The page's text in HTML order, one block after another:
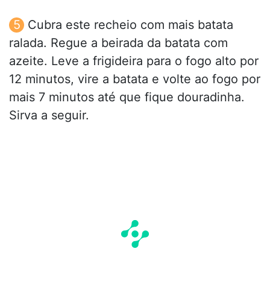
Cubra este recheio com mais batata
ralada. Regue a beirada da batata com
azeite. Leve a frigideira para o fogo alto por
12 minutos, vire a batata e volte ao fogo por
mais 7 minutos até que fique douradinha.
Sirva a seguir.